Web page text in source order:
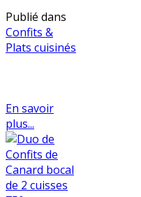
Publié dans
Confits &
Plats cuisinés
En savoir
plus...